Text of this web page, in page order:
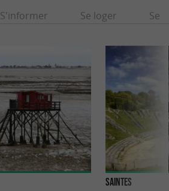
S'informer Se loger Se
Saintes